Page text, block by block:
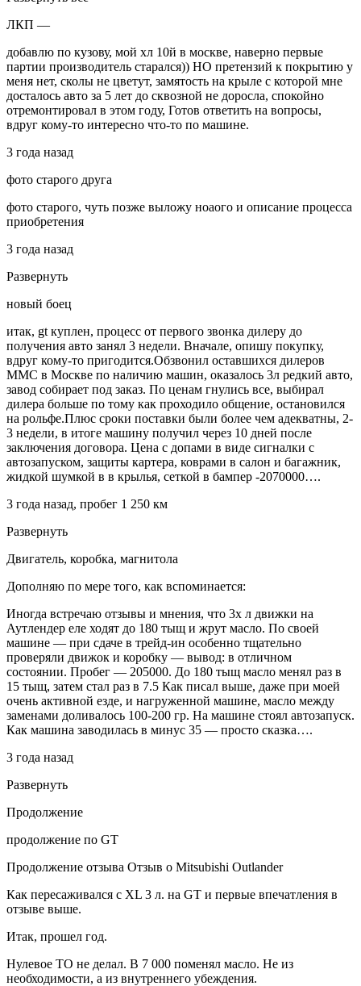
ЛКП —
добавлю по кузову, мой хл 10й в москве, наверно первые
партии производитель старался)) НО претензий к покрытию у
меня нет, сколы не цветут, замятость на крыле с которой мне
досталось авто за 5 лет до сквозной не доросла, спокойно
отремонтировал в этом году, Готов ответить на вопросы,
вдруг кому-то интересно что-то по машине.
3 года назад
фото старого друга
фото старого, чуть позже выложу ноаого и описание процесса
приобретения
3 года назад
Развернуть
новый боец
итак, gt куплен, процесс от первого звонка дилеру до
получения авто занял 3 недели. Вначале, опишу покупку,
вдруг кому-то пригодится.Обзвонил оставшихся дилеров
ММС в Москве по наличию машин, оказалось 3л редкий авто,
завод собирает под заказ. По ценам гнулись все, выбирал
дилера больше по тому как проходило общение, остановился
на рольфе.Плюс сроки поставки были более чем адекватны, 2-
3 недели, в итоге машину получил через 10 дней после
заключения договора. Цена с допами в виде сигналки с
автозапуском, защиты картера, коврами в салон и багажник,
жидкой шумкой в в крылья, сеткой в бампер -2070000….
3 года назад, пробег 1 250 км
Развернуть
Двигатель, коробка, магнитола
Дополняю по мере того, как вспоминается:
Иногда встречаю отзывы и мнения, что 3х л движки на
Аутлендер еле ходят до 180 тыщ и жрут масло. По своей
машине — при сдаче в трейд-ин особенно тщательно
проверяли движок и коробку — вывод: в отличном
состоянии. Пробег — 205000. До 180 тыщ масло менял раз в
15 тыщ, затем стал раз в 7.5 Как писал выше, даже при моей
очень активной езде, и нагруженной машине, масло между
заменами доливалось 100-200 гр. На машине стоял автозапуск.
Как машина заводилась в минус 35 — просто сказка….
3 года назад
Развернуть
Продолжение
продолжение по GT
Продолжение отзыва Отзыв о Mitsubishi Outlander
Как пересаживался с XL 3 л. на GT и первые впечатления в
отзыве выше.
Итак, прошел год.
Нулевое ТО не делал. В 7 000 поменял масло. Не из
необходимости, а из внутреннего убеждения.